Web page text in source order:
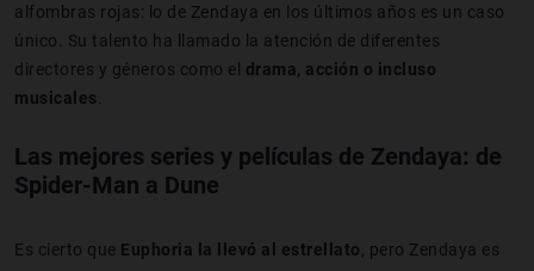
alfombras rojas: lo de Zendaya en los últimos años es un caso
único. Su talento ha llamado la atención de diferentes
directores y géneros como el drama, acción o incluso
musicales
Las mejores series y películas de Zendaya: de
Spider-Man a Dune
Es cierto que Euphoria la llevó al estrellato , pero Zendaya es